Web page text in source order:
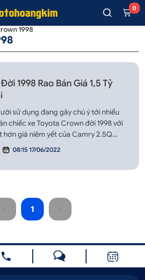
0
1998
1998 Rao Bán Giá 1,5 Tỷ
sử dụng đang gây chú ý tới nhiều
chiếc xe Toyota Crown đời 1998 với
hơn giá niêm yết của Camry 2.5Q
08:15 17/06/2022
1